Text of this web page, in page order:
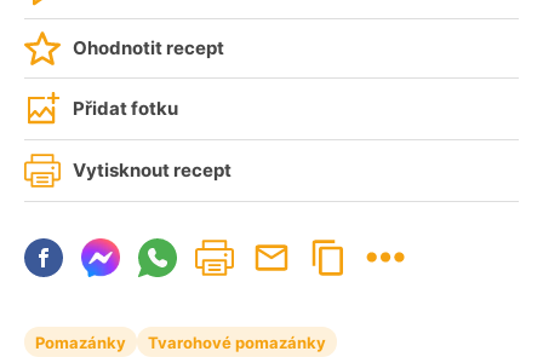
Ohodnotit recept
Přidat fotku
Vytisknout recept
Pomazánky
Tvarohové pomazánky